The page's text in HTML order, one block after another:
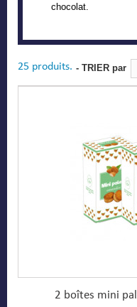
chocolat.
25 produits. - TRIER par
2 boîtes mini